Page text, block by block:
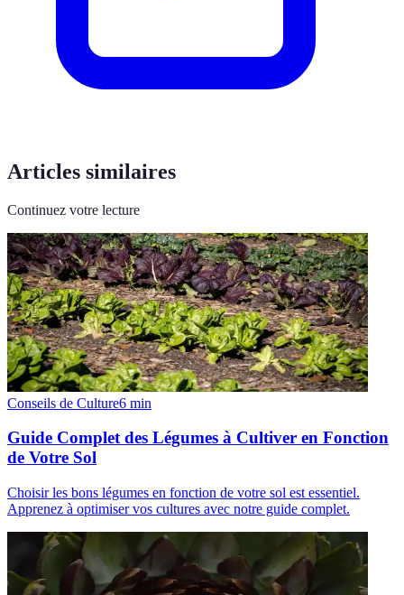
Articles similaires
Continuez votre lecture
Conseils de Culture6 min
Guide Complet des Légumes à Cultiver en Fonction
de Votre Sol
Choisir les bons légumes en fonction de votre sol est essentiel.
Apprenez à optimiser vos cultures avec notre guide complet.